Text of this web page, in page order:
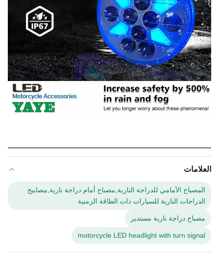
العلامات
المصباح الأمامي للدراجة النارية,مصباح أمام دراجة نارية,مصابيح
الدراجات النارية للسيارات ذات الطاقة الزمنية
مصباح دراجة نارية مستدير
motorcycle LED headlight with turn signal